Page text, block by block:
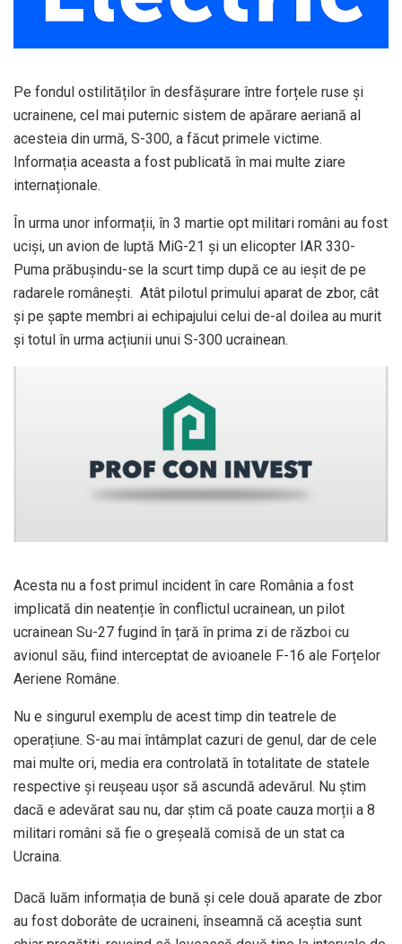
Pe fondul ostilităților în desfășurare între forțele ruse și
ucrainene, cel mai puternic sistem de apărare aeriană al
acesteia din urmă, S-300, a făcut primele victime.
Informația aceasta a fost publicată în mai multe ziare
internaționale.
În urma unor informații, în 3 martie opt militari români au fost
uciși, un avion de luptă MiG-21 și un elicopter IAR 330-
Puma prăbușindu-se la scurt timp după ce au ieșit de pe
radarele românești. Atât pilotul primului aparat de zbor, cât
și pe șapte membri ai echipajului celui de-al doilea au murit
și totul în urma acțiunii unui S-300 ucrainean.
Acesta nu a fost primul incident în care România a fost
implicată din neatenție în conflictul ucrainean, un pilot
ucrainean Su-27 fugind în țară în prima zi de război cu
avionul său, fiind interceptat de avioanele F-16 ale Forțelor
Aeriene Române.
Nu e singurul exemplu de acest timp din teatrele de
operațiune. S-au mai întâmplat cazuri de genul, dar de cele
mai multe ori, media era controlată în totalitate de statele
respective și reușeau ușor să ascundă adevărul. Nu știm
dacă e adevărat sau nu, dar știm că poate cauza morții a 8
militari români să fie o greșeală comisă de un stat ca
Ucraina.
Dacă luăm informația de bună și cele două aparate de zbor
au fost doborâte de ucraineni, înseamnă că aceștia sunt